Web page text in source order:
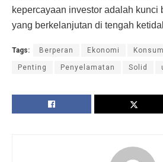
kepercayaan investor adalah kunci
yang berkelanjutan di tengah
Tags: Berperan Ekonomi
Penting Penyelamatan Solid